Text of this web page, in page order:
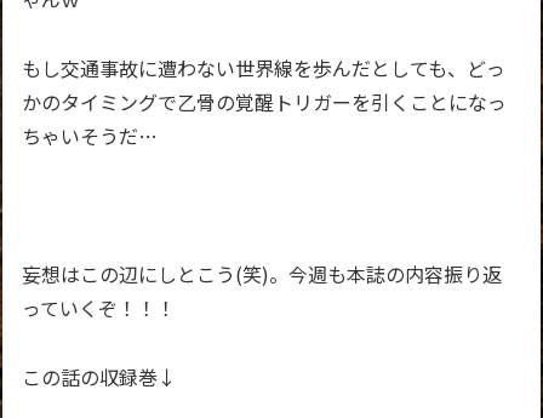
もし交通事故に遭わない世界線を歩んだとしても、どっ
かのタイミングで乙骨の覚醒トリガーを引くことになっ
ちゃいそうだ…
妄想はこの辺にしとこう(笑)。今週も本誌の内容振り返
っていくぞ！！！
この話の収録巻↓